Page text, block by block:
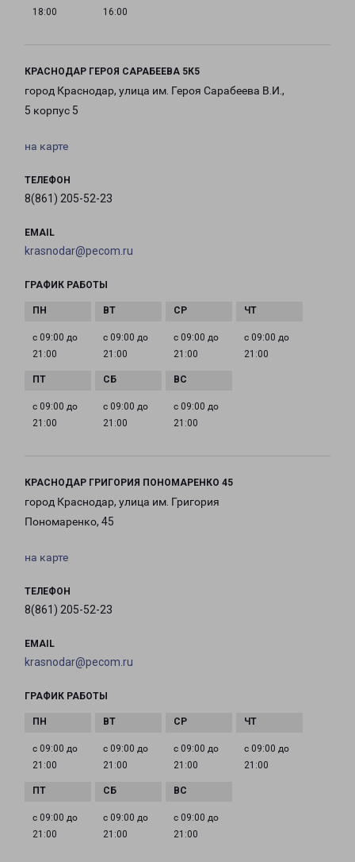
18:00
16:00
КРАСНОДАР ГЕРОЯ САРАБЕЕВА 5К5
город Краснодар, улица им. Героя Сарабеева В.И.,
5 корпус 5
на карте
ТЕЛЕФОН
8(861) 205-52-23
EMAIL
krasnodar@pecom.ru
ГРАФИК РАБОТЫ
с 09:00 до
21:00
с 09:00 до
21:00
с 09:00 до
21:00
с 09:00 до
21:00
с 09:00 до
21:00
с 09:00 до
21:00
с 09:00 до
21:00
КРАСНОДАР ГРИГОРИЯ ПОНОМАРЕНКО 45
город Краснодар, улица им. Григория
Пономаренко, 45
на карте
ТЕЛЕФОН
8(861) 205-52-23
EMAIL
krasnodar@pecom.ru
ГРАФИК РАБОТЫ
с 09:00 до
21:00
с 09:00 до
21:00
с 09:00 до
21:00
с 09:00 до
21:00
с 09:00 до
21:00
с 09:00 до
21:00
с 09:00 до
21:00